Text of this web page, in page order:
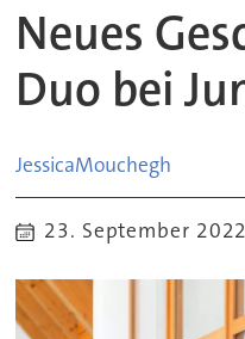
Neues
Duo bei
JessicaMouchegh
23. September